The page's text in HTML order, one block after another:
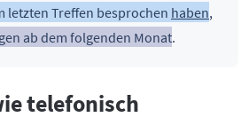
letzten Treffen besprochen haben,
ab dem folgenden Monat.
telefonisch